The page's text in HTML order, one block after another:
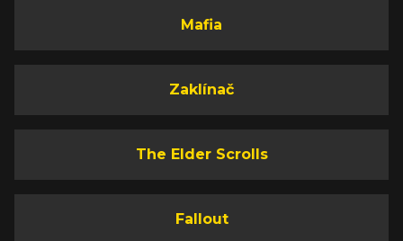
Mafia
Zaklínač
The Elder Scrolls
Fallout